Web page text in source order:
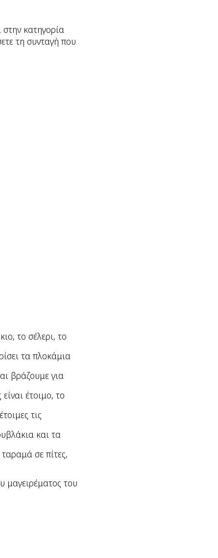
στην κατηγορία
τη συνταγή που
το σέλερι, το
τα πλοκάμια
βράζουμε για
έτοιμο, το
τις
και τα
σε πίτες,
μαγειρέματος του